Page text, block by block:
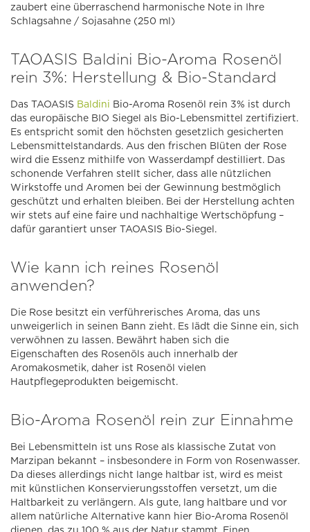
zaubert eine überraschend harmonische Note in Ihre
Schlagsahne / Sojasahne (250 ml)
TAOASIS Baldini Bio-Aroma Rosenöl
rein 3%: Herstellung & Bio-Standard
Das TAOASIS Baldini Bio-Aroma Rosenöl rein 3% ist durch
das europäische BIO Siegel als Bio-Lebensmittel zertifiziert.
Es entspricht somit den höchsten gesetzlich gesicherten
Lebensmittelstandards. Aus den frischen Blüten der Rose
wird die Essenz mithilfe von Wasserdampf destilliert. Das
schonende Verfahren stellt sicher, dass alle nützlichen
Wirkstoffe und Aromen bei der Gewinnung bestmöglich
geschützt und erhalten bleiben. Bei der Herstellung achten
wir stets auf eine faire und nachhaltige Wertschöpfung –
dafür garantiert unser TAOASIS Bio-Siegel.
Wie kann ich reines Rosenöl
anwenden?
Die Rose besitzt ein verführerisches Aroma, das uns
unweigerlich in seinen Bann zieht. Es lädt die Sinne ein, sich
verwöhnen zu lassen. Bewährt haben sich die
Eigenschaften des Rosenöls auch innerhalb der
Aromakosmetik, daher ist Rosenöl vielen
Hautpflegeprodukten beigemischt.
Bio-Aroma Rosenöl rein zur Einnahme
Bei Lebensmitteln ist uns Rose als klassische Zutat von
Marzipan bekannt – insbesondere in Form von Rosenwasser.
Da dieses allerdings nicht lange haltbar ist, wird es meist
mit künstlichen Konservierungsstoffen versetzt, um die
Haltbarkeit zu verlängern. Als gute, lang haltbare und vor
allem natürliche Alternative kann hier Bio-Aroma Rosenöl